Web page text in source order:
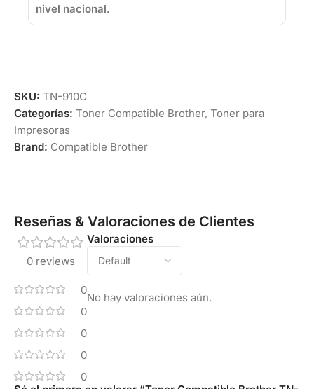
nivel nacional.
SKU: TN-910C
Categorías: Toner Compatible Brother, Toner para
Impresoras
Brand: Compatible Brother
Reseñas & Valoraciones de Clientes
0 reviews
0
0
0
0
0
Valoraciones
No hay valoraciones aún.